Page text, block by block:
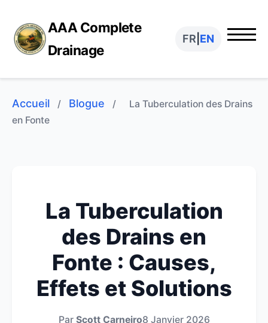
AAA Complete
Drainage
FR EN
Accueil / Blogue /
La Tuberculation des Drains
en Fonte
La Tuberculation
des Drains en
Fonte : Causes,
Effets et Solutions
Par Scott Carneiro8 Janvier 2026